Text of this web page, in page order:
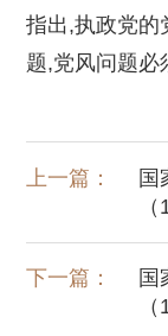
指出,执政党的
题,党风问题必
上一篇：
国
下一篇：
国